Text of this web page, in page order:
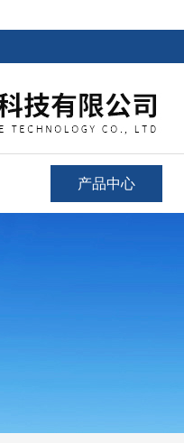
产品中心